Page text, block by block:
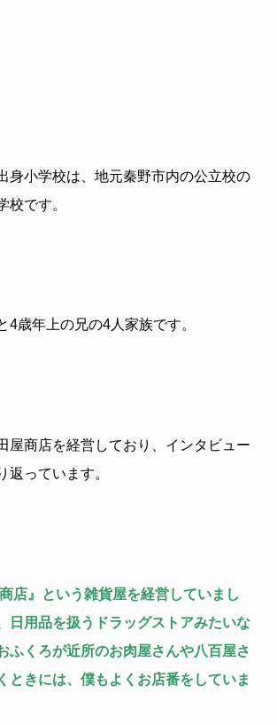
身小学校は、地元秦野市内の公立校の
校です。
4歳年上の兄の4人家族です。
屋商店を経営しており、インタビュー
返っています。
店』という雑貨屋を経営していまし
日用品を扱うドラッグストアみたいな
ふくろが近所のお肉屋さんや八百屋さ
ときには、僕もよくお店番をしていま